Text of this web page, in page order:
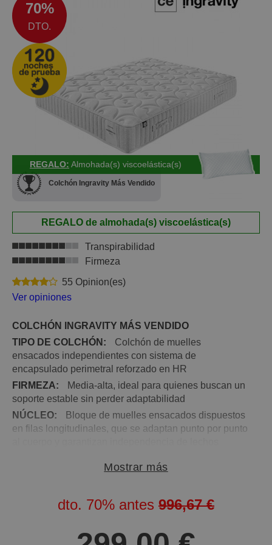
70%
DTO.
Colchón Ingravity Más Vendido
REGALO: Almohada(s) viscoelástica(s)
REGALO de almohada(s) viscoelástica(s)
Transpirabilidad
Firmeza
55 Opinion(es)
Ver opiniones
COLCHÓN INGRAVITY MÁS VENDIDO
TIPO DE COLCHÓN:
Colchón de muelles
ensacados independientes con sistema de
encapsulado perimetral reforzado en HR
FIRMEZA:
Media-alta, ideal para quienes buscan un
soporte estable sin perder adaptabilidad
NÚCLEO:
Bloque de muelles ensacados dispuestos
en filas longitudinales, que se adaptan punto por punto
alta densidad con partículas de gel + HR Medium +
Stretch de alto gramaje con
virus, bacterias y ácaros, garantizando un descanso
Mostrar más
dto. 70% antes 996,67 €